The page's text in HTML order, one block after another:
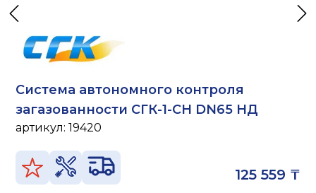
Система автономного контроля
загазованности СГК-1-CH DN65 НД
артикул:19420
125 559 ₸